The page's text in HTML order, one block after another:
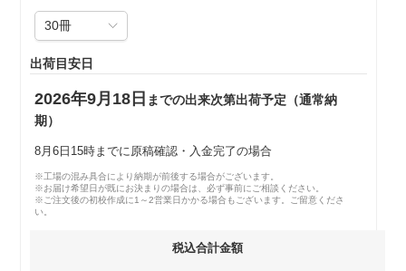
出荷目安日
2026年9月18日 までの出来次第出荷予定（通常納
期）
8月6日15時までに原稿確認・入金完了の場合
※工場の混み具合により納期が前後する場合がございます。
※お届け希望日が既にお決まりの場合は、必ず事前にご相談ください。
※ご注文後の初校作成に1～2営業日かかる場合もございます。ご留意くださ
い。
税込合計金額